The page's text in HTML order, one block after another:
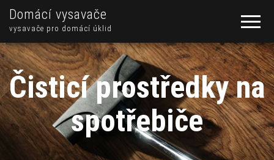
Domácí vysavače
vysavače pro domácí úklid
Čisticí prostředky na
spotřebiče